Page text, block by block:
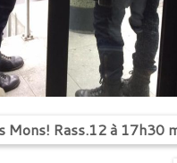
Mons! Rass.12 à